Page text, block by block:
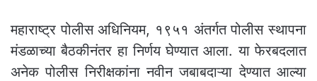
महाराष्ट्र पोलीस अधिनियम, १९५१ अंतर्गत पोलीस स्थापना
मंडळाच्या बैठकीनंतर हा निर्णय घेण्यात आला. या फेरबदलात
अनेक पोलीस निरीक्षकांना नवीन जबाबदाऱ्या देण्यात आल्या